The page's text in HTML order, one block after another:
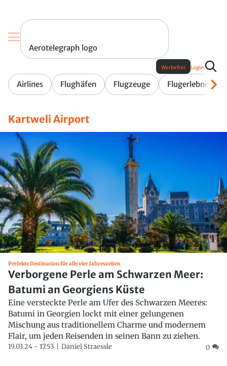
Aerotelegraph logo
Airlines Flughäfen Flugzeuge Flugerlebnis
Werbefrei Login
Kartweli Airport
Perfekte Destination für alle vier Jahreszeiten
Verborgene Perle am Schwarzen Meer:
Batumi an Georgiens Küste
Eine versteckte Perle am Ufer des Schwarzen Meeres:
Batumi in Georgien lockt mit einer gelungenen
Mischung aus traditionellem Charme und modernem
Flair, um jeden Reisenden in seinen Bann zu ziehen.
19.03.24 - 17:53 Daniel Straessle 0